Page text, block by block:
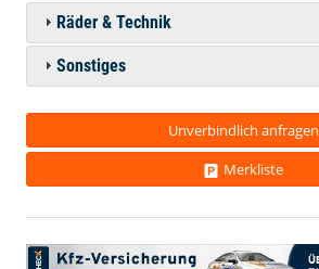
Räder & Technik
Sonstiges
Unverbindlich anfragen
Merkliste